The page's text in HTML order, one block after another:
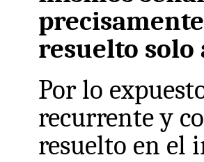
resuelto solo
Por lo
recurrente y
resuelto en el